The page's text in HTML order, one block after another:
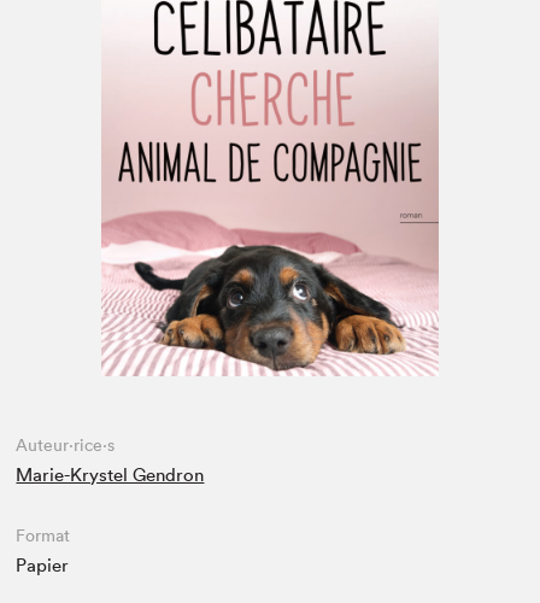
Espace médias
Auteur·rice·s
Marie-Krystel Gendron
Format
Papier